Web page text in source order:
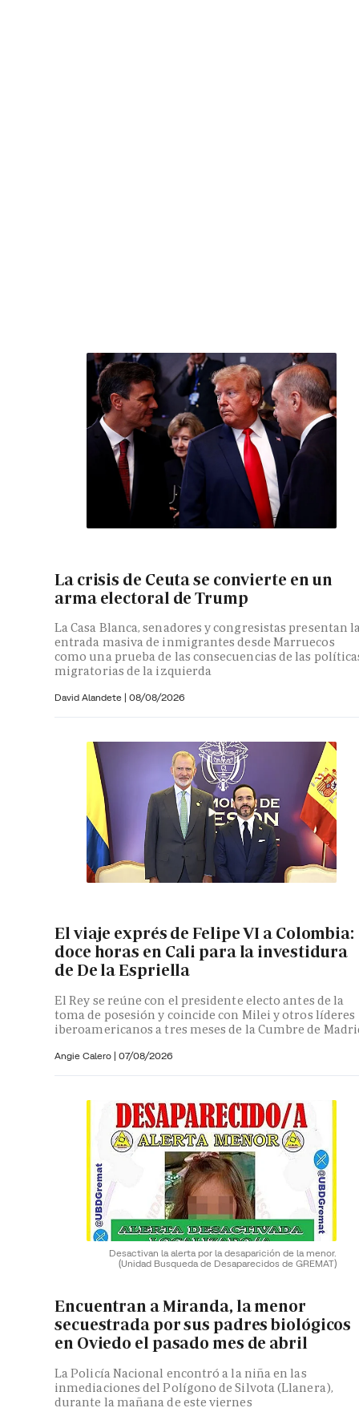
La crisis de Ceuta se convierte en un
arma electoral de Trump
La Casa Blanca, senadores y congresistas presentan
entrada masiva de inmigrantes desde Marruecos
como una prueba de las consecuencias de las
migratorias de la izquierda
David Alandete | 08/08/2026
El viaje exprés de Felipe VI a Colombia:
doce horas en Cali para la investidura
de De la Espriella
El Rey se reúne con el presidente electo antes de la
toma de posesión y coincide con Milei y otros líderes
iberoamericanos a tres meses de la Cumbre de
Angie Calero | 07/08/2026
Desactivan la alerta por la desaparición de la menor.
(Unidad Busqueda de Desaparecidos de GREMAT)
Encuentran a Miranda, la menor
secuestrada por sus padres biológicos
en Oviedo el pasado mes de abril
La Policía Nacional encontró a la niña en las
inmediaciones del Polígono de Silvota (Llanera),
durante la mañana de este viernes